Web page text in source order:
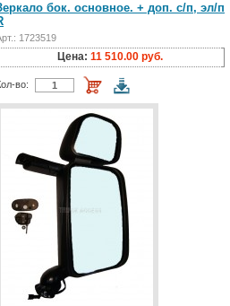
бок. основное. + доп. с/п, эл/п
1723519
Цена: 11 510.00 руб.
во: